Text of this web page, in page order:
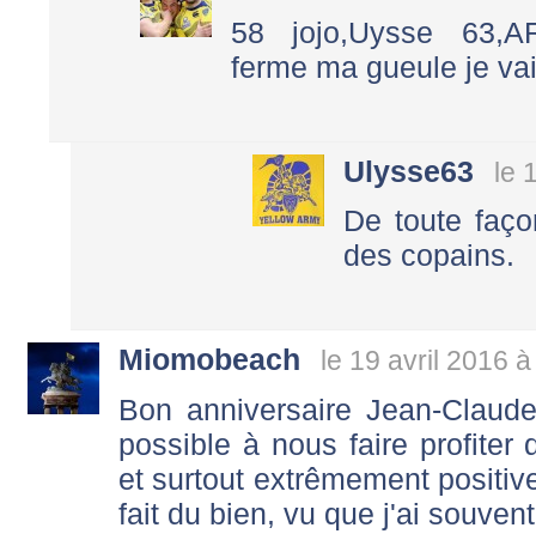
58 jojo,Uysse
ferme ma gueule je
Ulysse63 le
De toute
des copains.
Miomobeach le 19 avril 2016
Bon anniversaire Jean-
possible à nous faire profiter
et surtout extrêmement
fait du bien, vu que j'ai